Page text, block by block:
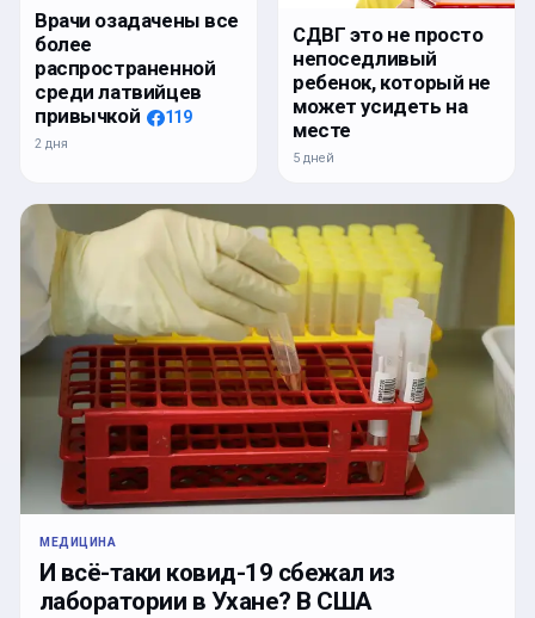
Врачи озадачены все
более
распространенной
среди латвийцев
привычкой
119
2 дня
СДВГ это не просто
непоседливый
ребенок, который не
может усидеть на
месте
5 дней
МЕДИЦИНА
И всё-таки ковид-19 сбежал из
лаборатории в Ухане? В США